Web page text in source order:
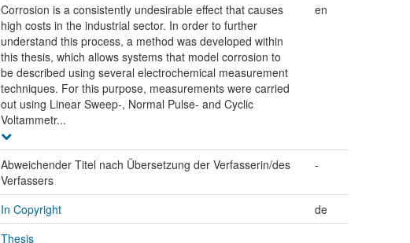
Corrosion is a consistently undesirable effect that causes
high costs in the industrial sector. In order to further
understand this process, a method was developed within
this thesis, which allows systems that model corrosion to
be described using several electrochemical measurement
techniques. For this purpose, measurements were carried
out using Linear Sweep-, Normal Pulse- and Cyclic
Voltammetr...
en
Abweichender Titel nach Übersetzung der Verfasserin/des
Verfassers
-
In Copyright
de
Thesis